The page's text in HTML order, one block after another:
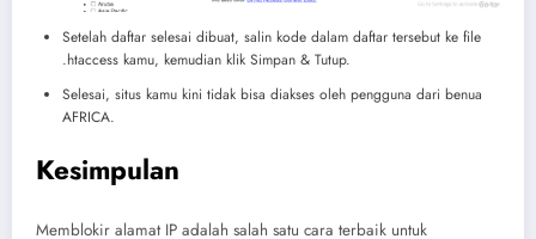
Setelah daftar selesai dibuat, salin kode dalam daftar tersebut ke file
.htaccess kamu, kemudian klik Simpan & Tutup.
Selesai, situs kamu kini tidak bisa diakses oleh pengguna dari benua
AFRICA.
Kesimpulan
Memblokir alamat IP adalah salah satu cara terbaik untuk